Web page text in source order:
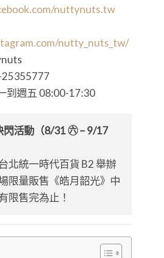
nuttynuts.tw
nutty_nuts_tw/
25355777
到週五 08:00-17:30
活動（8/31 ㊅ – 9/17
北統一時代百貨 B2 舉辦
限量販售《皓月韶光》中
限售完為止！